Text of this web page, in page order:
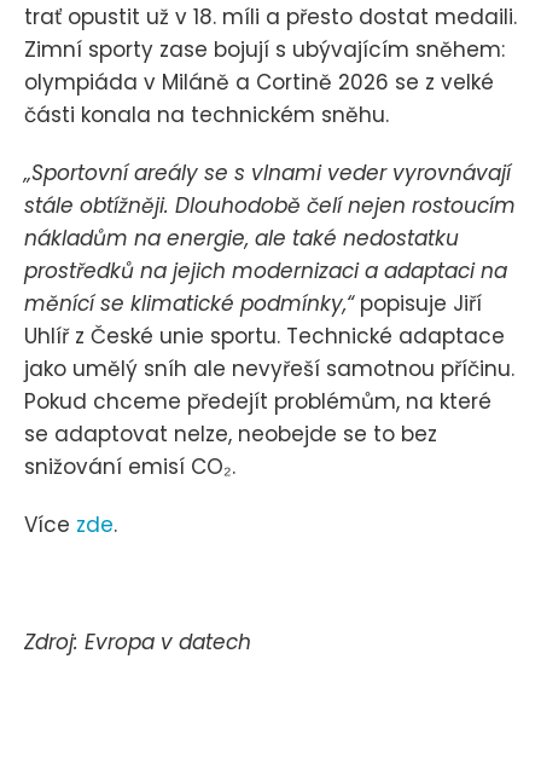
trať opustit už v 18. míli a přesto dostat medaili.
Zimní sporty zase bojují s ubývajícím sněhem:
olympiáda v Miláně a Cortině 2026 se z velké
části konala na technickém sněhu.
„Sportovní areály se s vlnami veder vyrovnávají
stále obtížněji. Dlouhodobě čelí nejen rostoucím
nákladům na energie, ale také nedostatku
prostředků na jejich modernizaci a adaptaci na
měnící se klimatické podmínky,“popisuje Jiří
Uhlíř z České unie sportu. Technické adaptace
jako umělý sníh ale nevyřeší samotnou příčinu.
Pokud chceme předejít problémům, na které
se adaptovat nelze, neobejde se to bez
snižování emisí CO₂.
Více zde.
Zdroj: Evropa v datech